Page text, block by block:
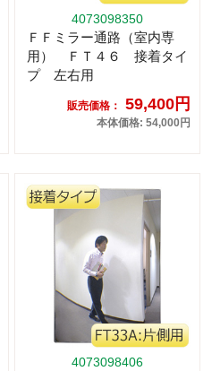
4073098350
ＦＦミラー通路（室内専
用） ＦＴ４６ 接着タイ
プ 左右用
販売価格： 59,400円
本体価格: 54,000円
4073098406